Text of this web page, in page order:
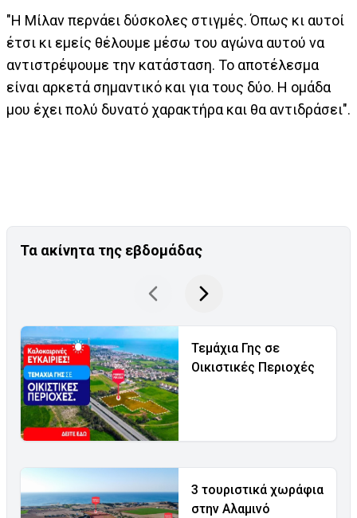
"Η Μίλαν περνάει δύσκολες στιγμές. Όπως κι αυτοί
έτσι κι εμείς θέλουμε μέσω του αγώνα αυτού να
αντιστρέψουμε την κατάσταση. Το αποτέλεσμα
είναι αρκετά σημαντικό και για τους δύο. Η ομάδα
μου έχει πολύ δυνατό χαρακτήρα και θα αντιδράσει".
Τα ακίνητα της εβδομάδας
Τεμάχια Γης σε
Οικιστικές Περιοχές
3 τουριστικά χωράφια
στην Αλαμινό